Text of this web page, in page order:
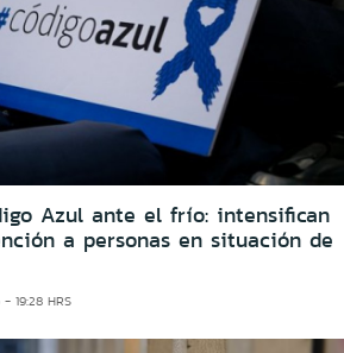
Azul ante el frío: intensifican
a personas en situación de
19:28 HRS